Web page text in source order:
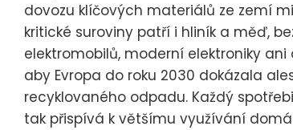
dovozu klíčových materiálů ze zemí
kritické suroviny patří i hliník a měď,
elektromobilů, moderní elektroniky
aby Evropa do roku 2030 dokázala
recyklovaného odpadu. Každý
tak přispívá k většímu využívání